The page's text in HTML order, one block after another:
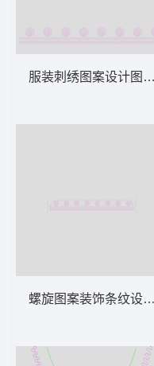
服装刺绣图案设计图
螺旋图案装饰条纹设